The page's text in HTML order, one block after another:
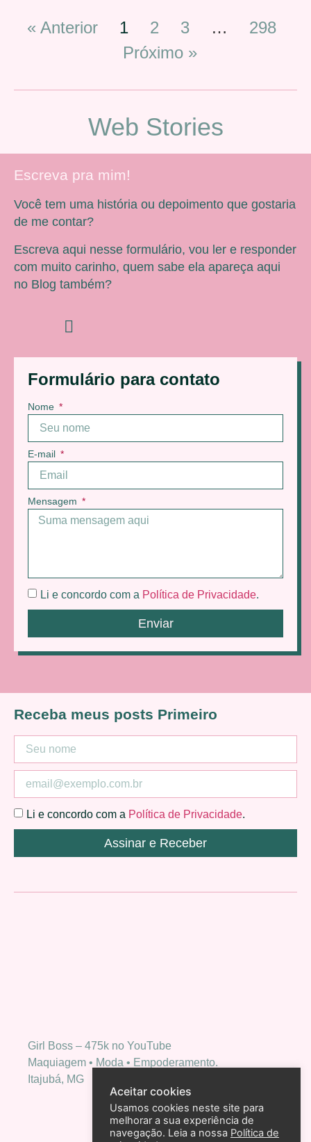
« Anterior 1 2 3 …
298
Próximo »
Web Stories
Formulário para contato
Nome
E-mail
Mensagem
Li e concordo com a Política de Privacidade.
Enviar
Escreva pra mim!
Você tem uma história ou depoimento que gostaria
de me contar?
Escreva aqui nesse formulário, vou ler e responder
com muito carinho, quem sabe ela apareça aqui
no Blog também?
Girl Boss – 475k no YouTube
Maquiagem • Moda • Empoderamento.
Itajubá, MG
Receba meus posts Primeiro
Li e concordo com a Política de Privacidade.
Assinar e Receber
Aceitar cookies
Usamos cookies neste site para
melhorar a sua experiência de
navegação. Leia a nossa Política de